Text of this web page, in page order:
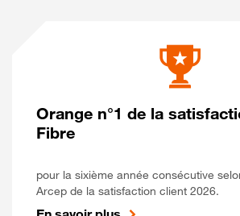
Orange n°1 de la
Fibre
pour la sixième année consécutive
Arcep de la satisfaction client 2026.